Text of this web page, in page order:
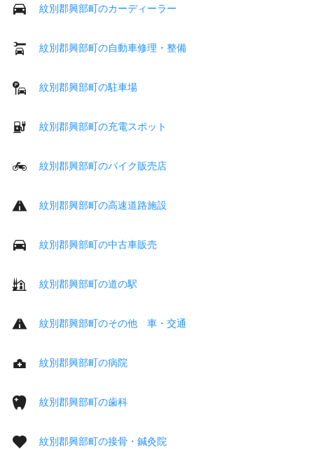
紋別郡興部町のカーディーラー
紋別郡興部町の自動車修理・整備
紋別郡興部町の駐車場
紋別郡興部町の充電スポット
紋別郡興部町のバイク販売店
紋別郡興部町の高速道路施設
紋別郡興部町の中古車販売
紋別郡興部町の道の駅
紋別郡興部町のその他 車・交通
紋別郡興部町の病院
紋別郡興部町の歯科
紋別郡興部町の接骨・鍼灸院